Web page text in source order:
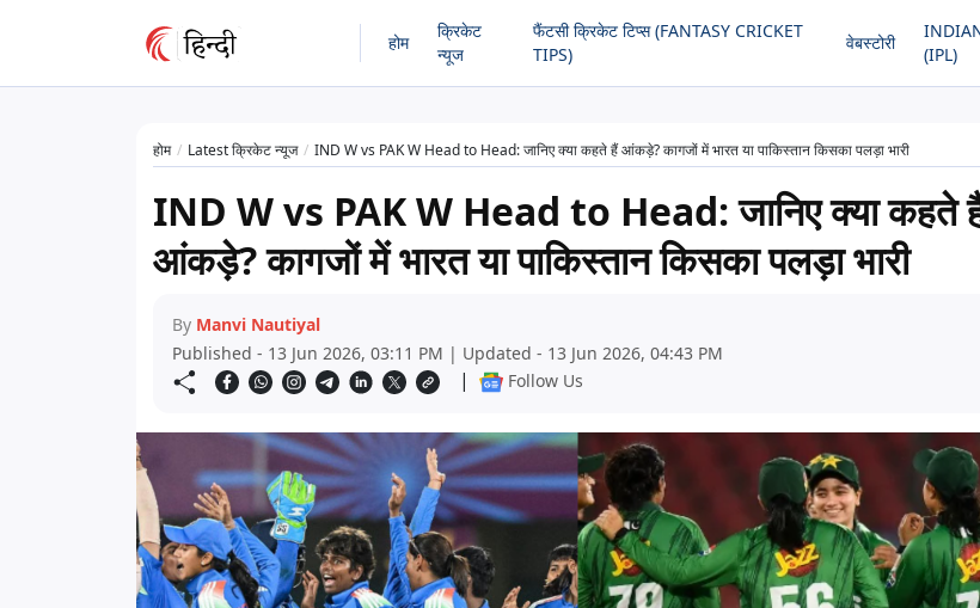
होम
क्रिकेट
न्यूज
फैंटसी क्रिकेट टिप्स (FANTASY CRICKET
TIPS)
वेबस्टोरी
(IPL)
होम Latest क्रिकेट न्यूज IND W vs PAK W Head to Head: जानिए क्या कहते हैं आंकड़े? कागजों में भारत या पाकिस्तान किसका पलड़ा भारी
IND W vs PAK W Head to Head: जानिए क्या कहते
आंकड़े? कागजों में भारत या पाकिस्तान किसका पलड़ा भारी
By Manvi Nautiyal
Published - 13 Jun 2026, 03:11 PM | Updated - 13 Jun 2026, 04:43 PM
| Follow Us